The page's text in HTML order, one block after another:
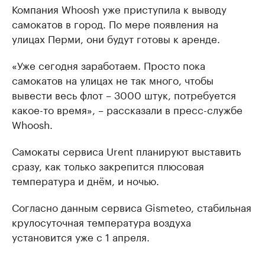
Компания Whoosh уже приступила к выводу
самокатов в город. По мере появления на
улицах Перми, они будут готовы к аренде.
«Уже сегодня заработаем. Просто пока
самокатов на улицах не так много, чтобы
вывести весь флот – 3000 штук, потребуется
какое-то время», – рассказали в пресс-службе
Whoosh.
Самокаты сервиса Urent планируют выставить
сразу, как только закрепится плюсовая
температура и днём, и ночью.
Согласно данным сервиса Gismeteo, стабильная
крулосуточная температура воздуха
установится уже с 1 апреля.